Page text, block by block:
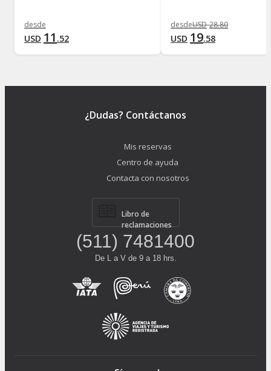
desde
USD 11 .52
desdeUSD 28.80
USD 19.58
¿Dudas? Contáctanos
Mis reservas
Centro de ayuda
Contacta con nosotros
Libro de
reclamaciones
(511) 7481400
De L a V de 9 a 18 hrs.